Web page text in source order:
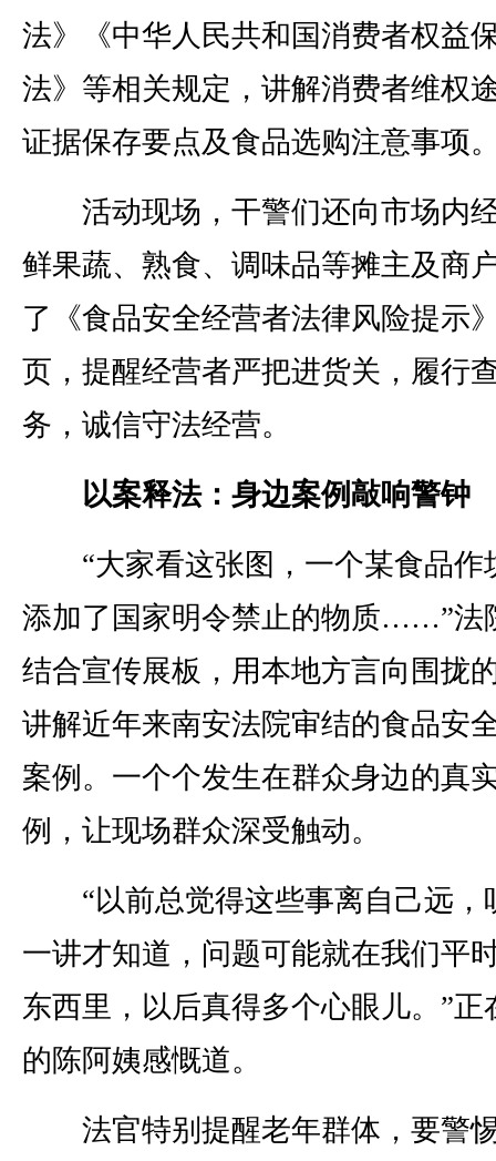
法》《中华人民共和国消费者权益
法》等相关规定，讲解消费者维权
证据保存要点及食品选购注意事项
活动现场，干警们还向市场内
鲜果蔬、熟食、调味品等摊主及商
了《食品安全经营者法律风险提示
页，提醒经营者严把进货关，履行
务，诚信守法经营。
以案释法：身边案例敲响警钟
“大家看这张图，一个某食品作
添加了国家明令禁止的物质……”法
结合宣传展板，用本地方言向围拢
讲解近年来南安法院审结的食品安
案例。一个个发生在群众身边的真
例，让现场群众深受触动。
“以前总觉得这些事离自己远，
一讲才知道，问题可能就在我们平
东西里，以后真得多个心眼儿。”正
的陈阿姨感慨道。
法官特别提醒老年群体，要警